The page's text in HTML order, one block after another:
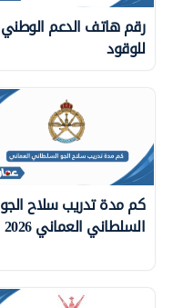
رقم هاتف الدعم الوطني
للوقود
كم مدة تدريب سلاح الجو
السلطاني العماني 2026